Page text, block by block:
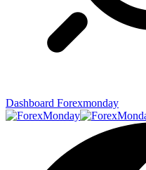
Dashboard Forexmonday